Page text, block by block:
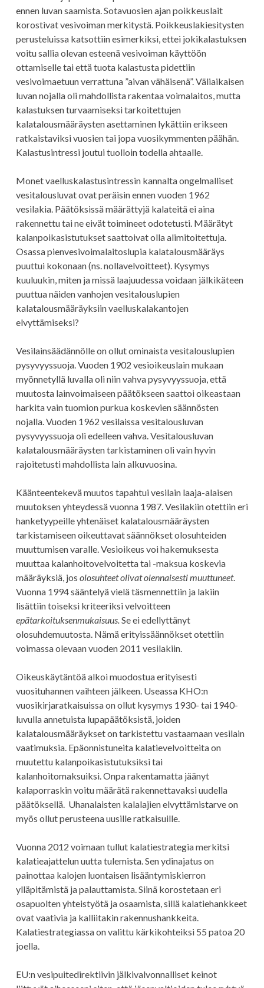
ennen luvan saamista. Sotavuosien ajan poikkeuslait
korostivat vesivoiman merkitystä. Poikkeuslakiesitysten
perusteluissa katsottiin esimerkiksi, ettei jokikalastuksen
voitu sallia olevan esteenä vesivoiman käyttöön
ottamiselle tai että tuota kalastusta pidettiin
vesivoimaetuun verrattuna ”aivan vähäisenä”. Väliaikaisen
luvan nojalla oli mahdollista rakentaa voimalaitos, mutta
kalastuksen turvaamiseksi tarkoitettujen
kalatalousmääräysten asettaminen lykättiin erikseen
ratkaistaviksi vuosien tai jopa vuosikymmenten päähän.
Kalastusintressi joutui tuolloin todella ahtaalle.
Monet vaelluskalastusintressin kannalta ongelmalliset
vesitalousluvat ovat peräisin ennen vuoden 1962
vesilakia. Päätöksissä määrättyjä kalateitä ei aina
rakennettu tai ne eivät toimineet odotetusti. Määrätyt
kalanpoikasistutukset saattoivat olla alimitoitettuja.
Osassa pienvesivoimalaitoslupia kalatalousmääräys
puuttui kokonaan (ns. nollavelvoitteet). Kysymys
kuuluukin, miten ja missä laajuudessa voidaan jälkikäteen
puuttua näiden vanhojen vesitalouslupien
kalatalousmääräyksiin vaelluskalakantojen
elvyttämiseksi?
Vesilainsäädännölle on ollut ominaista vesitalouslupien
pysyvyyssuoja. Vuoden 1902 vesioikeuslain mukaan
myönnetyllä luvalla oli niin vahva pysyvyyssuoja, että
muutosta lainvoimaiseen päätökseen saattoi oikeastaan
harkita vain tuomion purkua koskevien säännösten
nojalla. Vuoden 1962 vesilaissa vesitalousluvan
pysyvyyssuoja oli edelleen vahva. Vesitalousluvan
kalatalousmääräysten tarkistaminen oli vain hyvin
rajoitetusti mahdollista lain alkuvuosina.
Käänteentekevä muutos tapahtui vesilain laaja-alaisen
muutoksen yhteydessä vuonna 1987. Vesilakiin otettiin eri
hanketyypeille yhtenäiset kalatalousmääräysten
tarkistamiseen oikeuttavat säännökset olosuhteiden
muuttumisen varalle. Vesioikeus voi hakemuksesta
muuttaa kalanhoitovelvoitetta tai -maksua koskevia
määräyksiä, jos olosuhteet olivat olennaisesti muuttuneet.
Vuonna 1994 sääntelyä vielä täsmennettiin ja lakiin
lisättiin toiseksi kriteeriksi velvoitteen
epätarkoituksenmukaisuus. Se ei edellyttänyt
olosuhdemuutosta. Nämä erityissäännökset otettiin
voimassa olevaan vuoden 2011 vesilakiin.
Oikeuskäytäntöä alkoi muodostua erityisesti
vuosituhannen vaihteen jälkeen. Useassa KHO:n
vuosikirjaratkaisuissa on ollut kysymys 1930- tai 1940-
luvulla annetuista lupapäätöksistä, joiden
kalatalousmääräykset on tarkistettu vastaamaan vesilain
vaatimuksia. Epäonnistuneita kalatievelvoitteita on
muutettu kalanpoikasistutuksiksi tai
kalanhoitomaksuiksi. Onpa rakentamatta jäänyt
kalaporraskin voitu määrätä rakennettavaksi uudella
päätöksellä. Uhanalaisten kalalajien elvyttämistarve on
myös ollut perusteena uusille ratkaisuille.
Vuonna 2012 voimaan tullut kalatiestrategia merkitsi
kalatieajattelun uutta tulemista. Sen ydinajatus on
painottaa kalojen luontaisen lisääntymiskierron
ylläpitämistä ja palauttamista. Siinä korostetaan eri
osapuolten yhteistyötä ja osaamista, sillä kalatiehankkeet
ovat vaativia ja kalliitakin rakennushankkeita.
Kalatiestrategiassa on valittu kärkikohteiksi 55 patoa 20
joella.
EU:n vesipuitedirektiivin jälkivalvonnalliset keinot